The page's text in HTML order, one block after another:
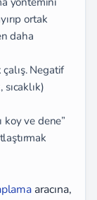
ortak
daha
Negatif
koy ve dene”
aracına,